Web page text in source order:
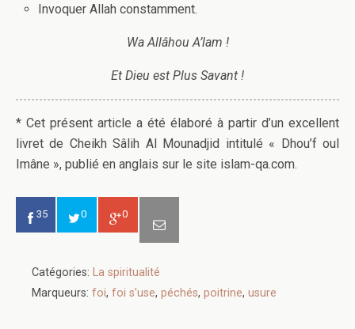
Invoquer Allah constamment.
Wa Allâhou A’lam !
Et Dieu est Plus Savant !
* Cet présent article a été élaboré à partir d’un excellent
livret de Cheikh Sâlih Al Mounadjid intitulé « Dhou’f oul
Imâne », publié en anglais sur le site islam-qa.com.
35 0 0
Catégories: La spiritualité
Marqueurs: foi, foi s'use, péchés, poitrine, usure